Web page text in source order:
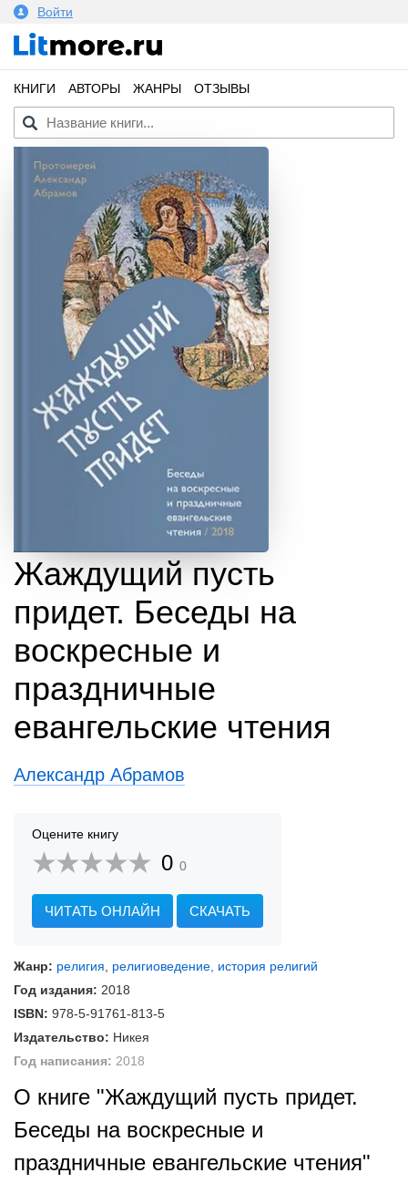
Войти
КНИГИ АВТОРЫ ЖАНРЫ ОТЗЫВЫ
Жаждущий пусть
придет. Беседы на
воскресные и
праздничные
евангельские чтения
Александр Абрамов
Оцените книгу
0 0
ЧИТАТЬ ОНЛАЙН СКАЧАТЬ
Жанр: религия, религиоведение, история религий
Год издания: 2018
ISBN: 978-5-91761-813-5
Издательство: Никея
Год написания: 2018
О книге "Жаждущий пусть придет.
Беседы на воскресные и
праздничные евангельские чтения"